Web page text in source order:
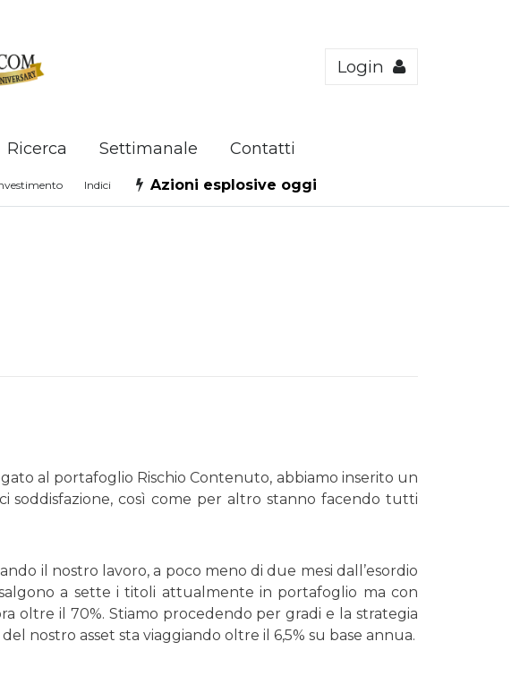
Login
Ricerca Settimanale Contatti
Indici Azioni esplosive oggi
al portafoglio Rischio Contenuto, abbiamo inserito un
soddisfazione, così come per altro stanno facendo tutti
il nostro lavoro, a poco meno di due mesi dall’esordio
a sette i titoli attualmente in portafoglio ma con
oltre il 70%. Stiamo procedendo per gradi e la strategia
nostro asset sta viaggiando oltre il 6,5% su base annua.